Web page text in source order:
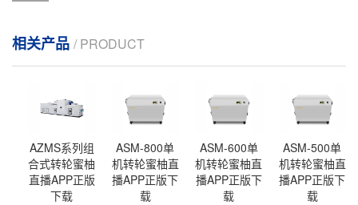
相关产品 / PRODUCT
AZMS系列组
合式转轮蜜柚
直播APP正版
下载
ASM-800单
机转轮蜜柚直
播APP正版下
载
ASM-600单
机转轮蜜柚直
播APP正版下
载
ASM-500单
机转轮蜜柚直
播APP正版下
载